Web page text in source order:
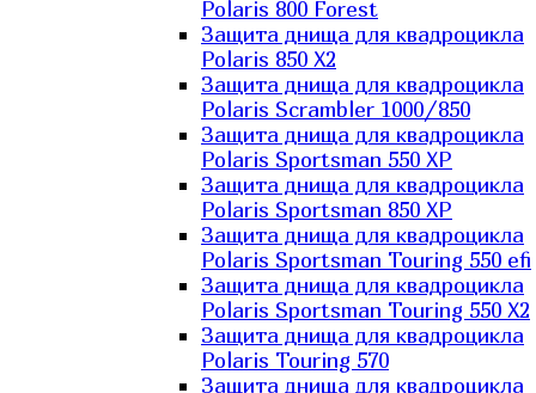
Polaris 800 Forest
Защита днища для квадроцикла
Polaris 850 X2
Защита днища для квадроцикла
Polaris Scrambler 1000/850
Защита днища для квадроцикла
Polaris Sportsman 550 XP
Защита днища для квадроцикла
Polaris Sportsman 850 XP
Защита днища для квадроцикла
Polaris Sportsman Touring 550 efi
Защита днища для квадроцикла
Polaris Sportsman Touring 550 X2
Защита днища для квадроцикла
Polaris Touring 570
Защита днища для квадроцикла